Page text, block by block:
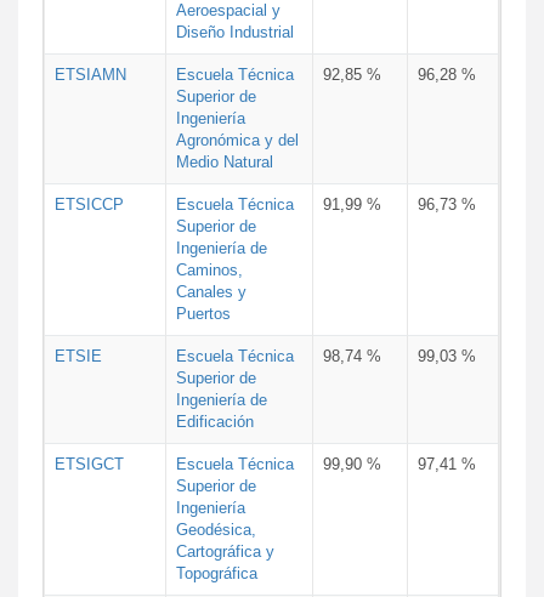
Aeroespacial y
Diseño Industrial
ETSIAMN
Escuela Técnica
Superior de
Ingeniería
Agronómica y del
Medio Natural
92,85 % 96,28 %
ETSICCP
Escuela Técnica
Superior de
Ingeniería de
Caminos,
Canales y
Puertos
91,99 % 96,73 %
ETSIE
Escuela Técnica
Superior de
Ingeniería de
Edificación
98,74 % 99,03 %
ETSIGCT
Escuela Técnica
Superior de
Ingeniería
Geodésica,
Cartográfica y
Topográfica
99,90 % 97,41 %